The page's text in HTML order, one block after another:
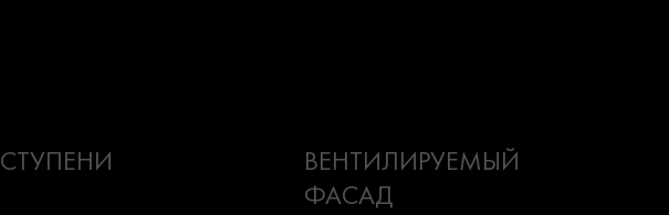
СТУПЕНИ
ВЕНТИЛИРУЕМЫЙ
ФАСАД